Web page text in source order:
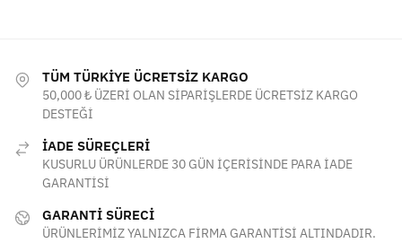
TÜM TÜRKİYE ÜCRETSİZ KARGO
50,000 ₺ ÜZERİ OLAN SİPARİŞLERDE ÜCRETSİZ KARGO
DESTEĞİ
İADE SÜREÇLERİ
KUSURLU ÜRÜNLERDE 30 GÜN İÇERİSİNDE PARA İADE
GARANTİSİ
GARANTİ SÜRECİ
ÜRÜNLERİMİZ YALNIZCA FİRMA GARANTİSİ ALTINDADIR.